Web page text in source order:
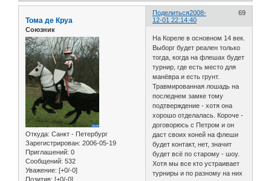
Поделиться 69
2008-
12-01 22:14:40
Тома де Круа
Союзник
Откуда: Санкт - Петербург
Зарегистрирован: 2006-05-19
Приглашений: 0
Сообщений: 532
Уважение: [+0/-0]
Позитив: [+0/-0]
На Кореле в основном 14 век.
Выборг будет реален только
тогда, когда на флешах будет
турнир, где есть место для
манёвра и есть грунт.
Травмированная лошадь на
последнем замке тому
подтверждение - хотя она
хорошо отделалась. Короче -
договорюсь с Петром и он
даст своих коней на флеши
будет контакт, нет, значит
будет всё по старому - шоу.
Хотя мы все кто устраивает
турниры и по разному на них